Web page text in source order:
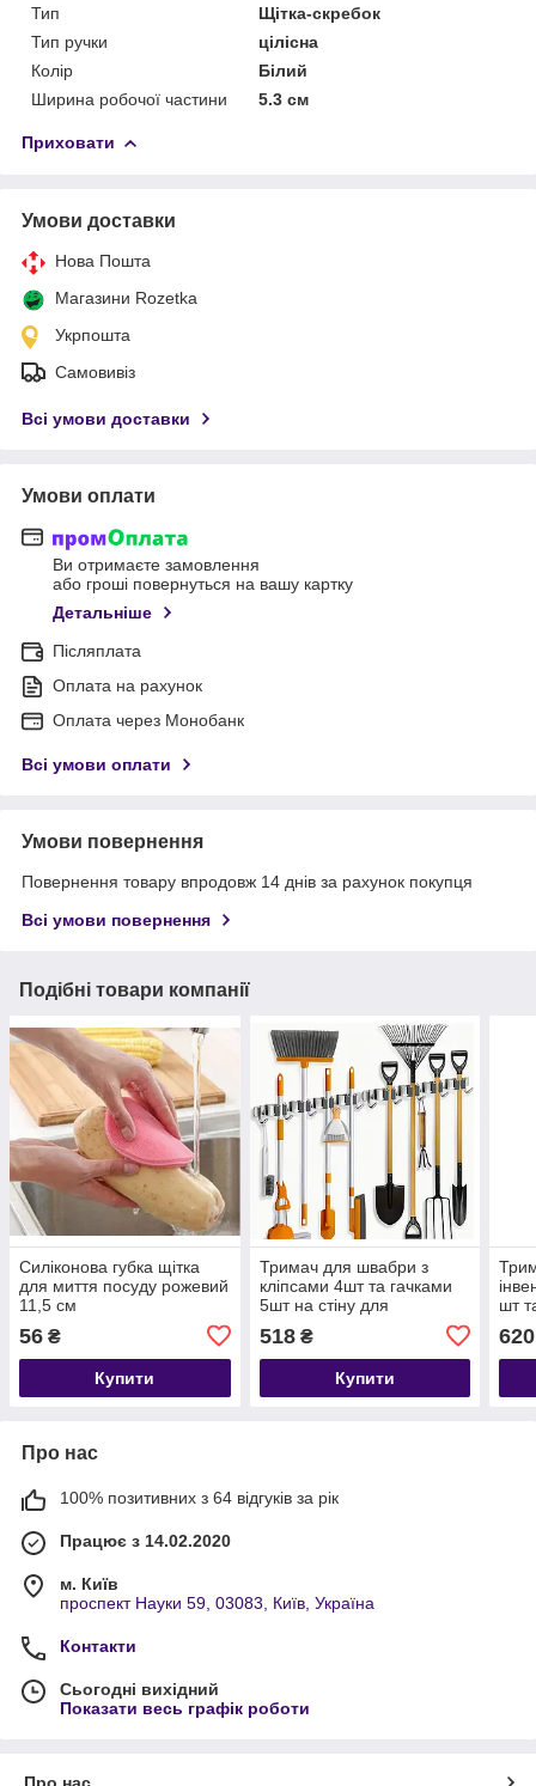
Тип
Щітка-скребок
Тип ручки
цілісна
Колір
Білий
Ширина робочої частини
5.3 см
Приховати
Умови доставки
Нова Пошта
Магазини Rozetka
Укрпошта
Самовивіз
Всі умови доставки
Умови оплати
Ви отримаєте замовлення
або гроші повернуться на вашу картку
Детальніше
Післяплата
Оплата на рахунок
Оплата через Монобанк
Всі умови оплати
Умови повернення
Повернення товару впродовж 14 днів за рахунок покупця
Всі умови повернення
Подібні товари компанії
Силіконова губка щітка
для миття посуду рожевий
11,5 см
56 ₴
Купити
Тримач для швабри з
кліпсами 4шт та гачками
5шт на стіну для
утримування для швабр і
щіток, тримач-кліпса
518₴
Купити
шт
620
Про нас
100% позитивних з 64 відгуків за рік
Працює з 14.02.2020
м. Київ
проспект Науки 59, 03083, Київ, Україна
Контакти
Сьогодні вихідний
Показати весь графік роботи